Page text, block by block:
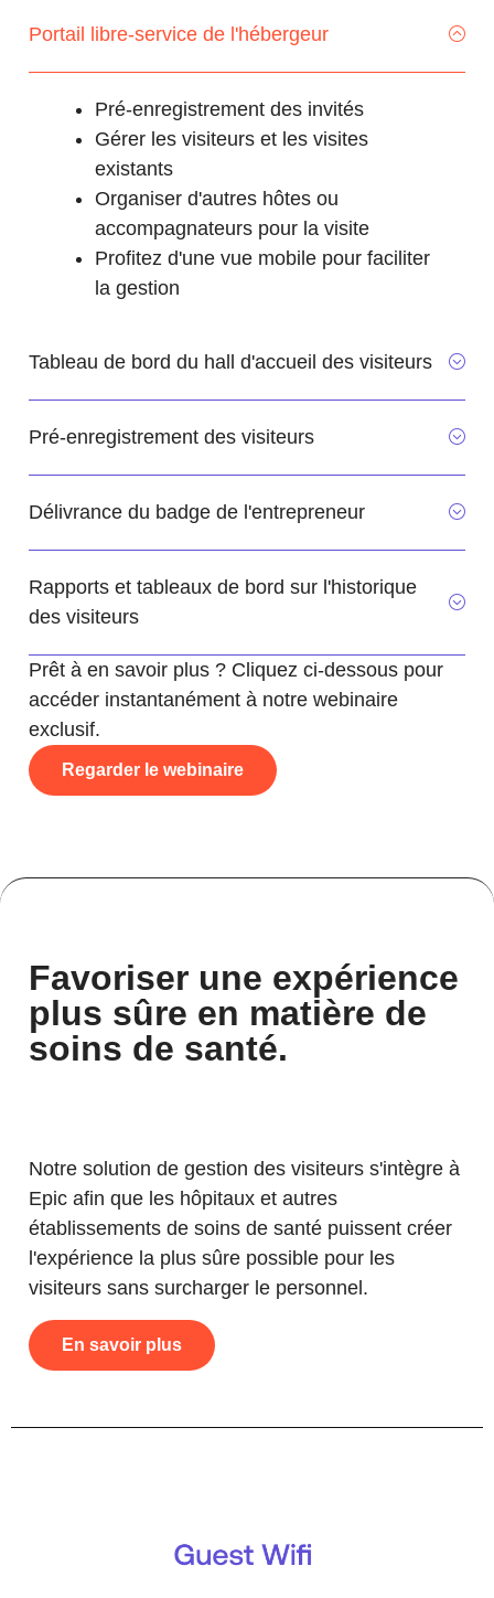
Portail libre-service de l'hébergeur
Pré-enregistrement des invités
Gérer les visiteurs et les visites
existants
Organiser d'autres hôtes ou
accompagnateurs pour la visite
Profitez d'une vue mobile pour faciliter
la gestion
Tableau de bord du hall d'accueil des visiteurs
Pré-enregistrement des visiteurs
Délivrance du badge de l'entrepreneur
Rapports et tableaux de bord sur l'historique
des visiteurs
Prêt à en savoir plus ? Cliquez ci-dessous pour
accéder instantanément à notre webinaire
exclusif.
Regarder le webinaire
Favoriser une expérience
plus sûre en matière de
soins de santé.
Notre solution de gestion des visiteurs s'intègre à
Epic afin que les hôpitaux et autres
établissements de soins de santé puissent créer
l'expérience la plus sûre possible pour les
visiteurs sans surcharger le personnel.
En savoir plus